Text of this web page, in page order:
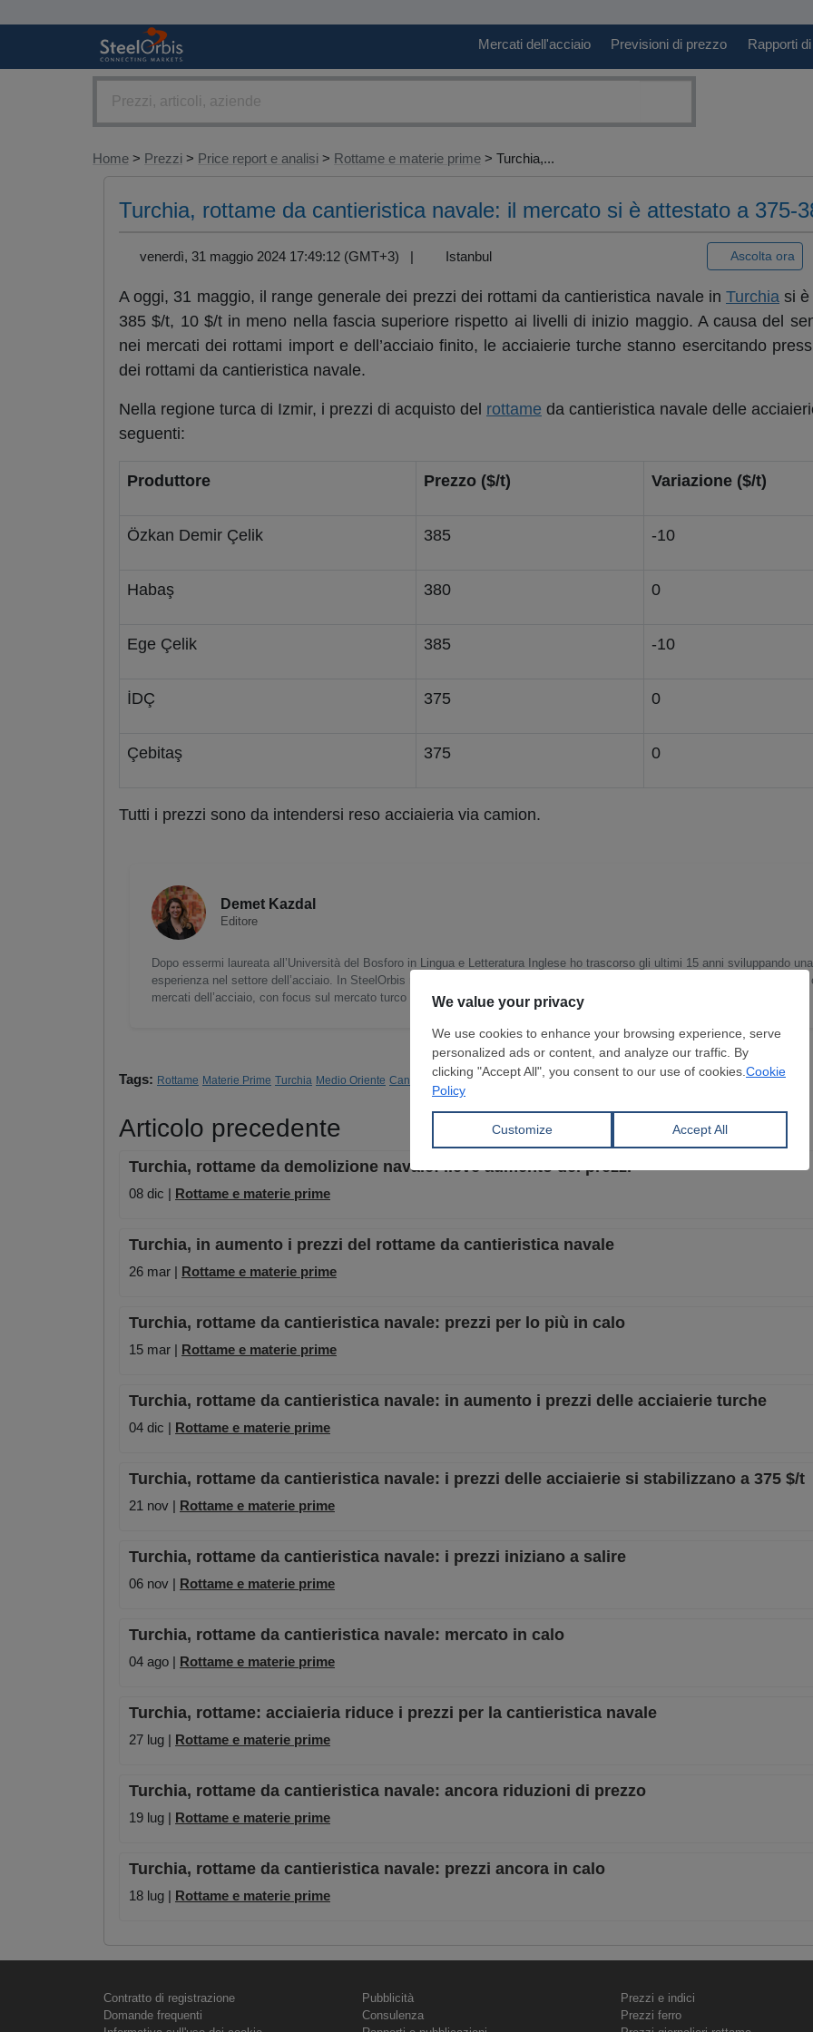
Mercati dell'acciaio Previsioni di prezzo Rapporti
Home > Prezzi > Price report e analisi > Rottame e materie prime > Turchia,...
Turchia, rottame da cantieristica navale: il mercato si è attestato a 375-
venerdì, 31 maggio 2024 17:49:12 (GMT+3) | Istanbul Ascolta ora
A oggi, 31 maggio, il range generale dei prezzi dei rottami da cantieristica navale in Turchia si
385 $/t, 10 $/t in meno nella fascia superiore rispetto ai livelli di inizio maggio. A causa del
nei mercati dei rottami import e dell’acciaio finito, le acciaierie turche stanno esercitando
dei rottami da cantieristica navale.
Nella regione turca di Izmir, i prezzi di acquisto del rottame da cantieristica navale delle
seguenti:
Produttore Prezzo ($/t) Variazione ($/t)
Özkan Demir Çelik 385 -10
Habaş 380 0
Ege Çelik 385 -10
İDÇ 375 0
Çebitaş 375 0
Tutti i prezzi sono da intendersi reso acciaieria via camion.
Demet Kazdal
Editore
Dopo essermi laureata all’Università del Bosforo in Lingua e Letteratura Inglese ho trascorso gli ultimi 15 anni sviluppando
esperienza nel settore dell’acciaio. In SteelOrbis ricopro il ruolo di Head of Content Department. Scrivo e curo notizie e report
mercati dell’acciaio, con focus sul mercato turco e sulle dinamiche del mercato globale.
Tags: Rottame Materie Prime Turchia Medio Oriente Cant. Navale Prod. Siderurgica
Articolo precedente
Turchia, rottame da demolizione navale: lieve aumento dei prezzi
08 dic | Rottame e materie prime
Turchia, in aumento i prezzi del rottame da cantieristica navale
26 mar | Rottame e materie prime
Turchia, rottame da cantieristica navale: prezzi per lo più in calo
15 mar | Rottame e materie prime
Turchia, rottame da cantieristica navale: in aumento i prezzi delle acciaierie turche
04 dic | Rottame e materie prime
Turchia, rottame da cantieristica navale: i prezzi delle acciaierie si stabilizzano a 375 $/t
21 nov | Rottame e materie prime
Turchia, rottame da cantieristica navale: i prezzi iniziano a salire
06 nov | Rottame e materie prime
Turchia, rottame da cantieristica navale: mercato in calo
04 ago | Rottame e materie prime
Turchia, rottame: acciaieria riduce i prezzi per la cantieristica navale
27 lug | Rottame e materie prime
Turchia, rottame da cantieristica navale: ancora riduzioni di prezzo
19 lug | Rottame e materie prime
Turchia, rottame da cantieristica navale: prezzi ancora in calo
18 lug | Rottame e materie prime
Contratto di registrazione
Domande frequenti
Pubblicità
Consulenza
Prezzi e indici
Prezzi ferro